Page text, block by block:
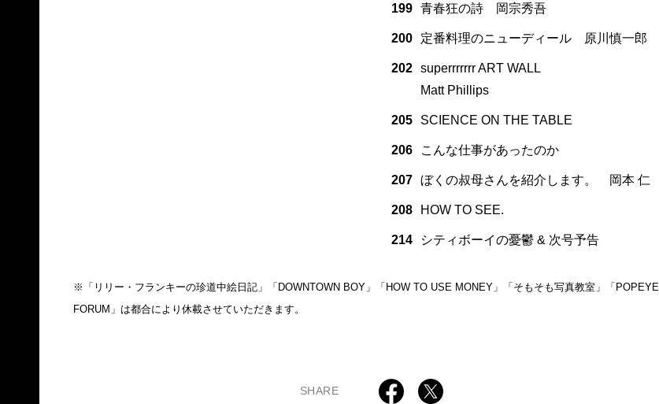
199 青春狂の詩 岡宗秀吾
200 定番料理のニューディール 原川慎一郎
202 superrrrrrr ART WALL
Matt Phillips
205 SCIENCE ON THE TABLE
206 こんな仕事があったのか
207 ぼくの叔母さんを紹介します。 岡本 仁
208 HOW TO SEE.
214 シティボーイの憂鬱 & 次号予告
※「リリー・フランキーの珍道中絵日記」「DOWNTOWN BOY」「HOW TO USE MONEY」「そもそも写真教室」「POPEYE
FORUM」は都合により休載させていただきます。
SHARE